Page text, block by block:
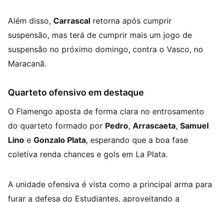
Além disso, Carrascal retorna após cumprir
suspensão, mas terá de cumprir mais um jogo de
suspensão no próximo domingo, contra o Vasco, no
Maracanã.
Quarteto ofensivo em destaque
O Flamengo aposta de forma clara no entrosamento
do quarteto formado por Pedro, Arrascaeta, Samuel
Lino e Gonzalo Plata, esperando que a boa fase
coletiva renda chances e gols em La Plata.
A unidade ofensiva é vista como a principal arma para
furar a defesa do Estudiantes, aproveitando a